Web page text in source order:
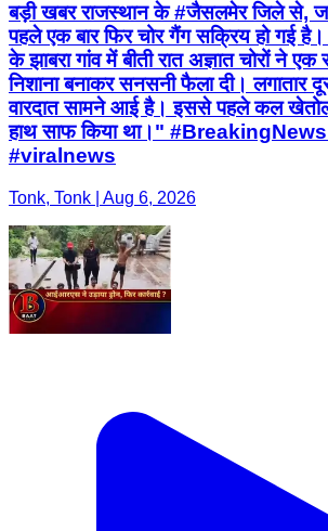
बड़ी खबर राजस्थान के #जैसलमेर जिले से,
पहले एक बार फिर चोर गैंग सक्रिय हो गई है।
के झाबरा गांव में बीती रात अज्ञात चोरों ने
निशाना बनाकर सनसनी फैला दी। लगातार
वारदात सामने आई है। इससे पहले कल
हाथ साफ किया था।"
#viralnews
Tonk, Tonk | Aug 6, 2026